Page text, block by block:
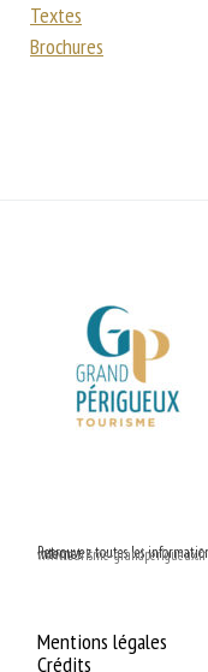
Textes
Brochures
Retrouvez toutes les informations touristiques du Grand Périgueux sur notre site internet :
www.tourisme-grandperigueux.fr
Mentions légales
Crédits